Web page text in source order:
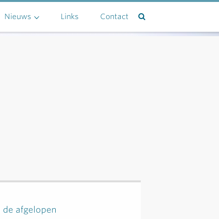
Nieuws Links Contact
afgelopen